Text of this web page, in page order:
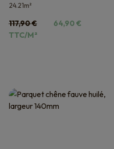
24.21m²
117,90€ 64,90 €Le
TTC/M²